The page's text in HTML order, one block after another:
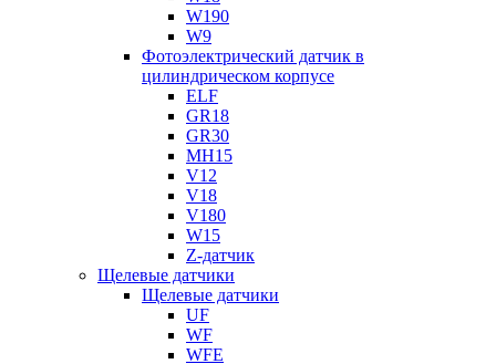
W190
W9
Фотоэлектрический датчик в
цилиндрическом корпусе
ELF
GR18
GR30
MH15
V12
V18
V180
W15
Z-датчик
Щелевые датчики
Щелевые датчики
UF
WF
WFE